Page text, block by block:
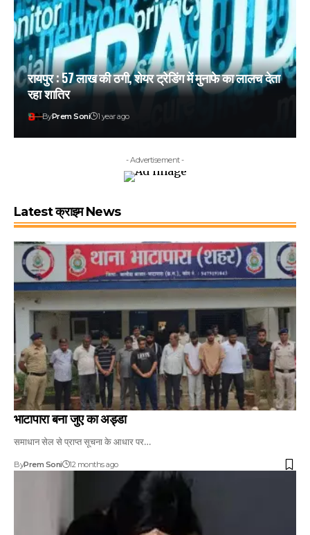
रायपुर : 57 लाख की ठगी, शेयर ट्रेडिंग में मुनाफे का लालच देता
रहा शातिर
ByPrem Soni 1 year ago
- Advertisement -
Latest क्राइम News
भाटापारा बना जुए का अड्डा
समाधान सेल से प्राप्त सूचना के आधार पर…
ByPrem Soni 12 months ago